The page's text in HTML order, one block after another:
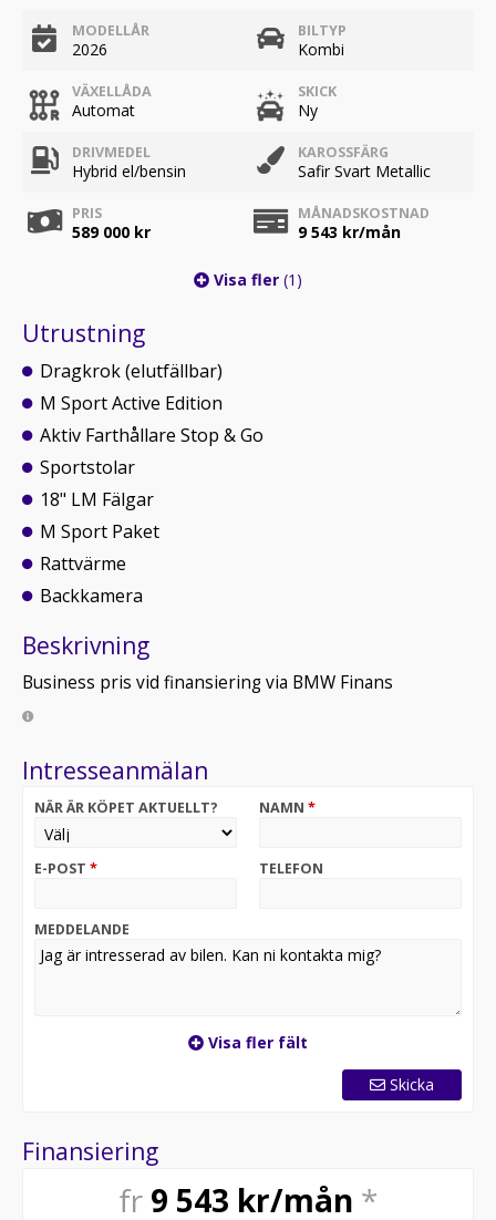
MODELLÅR
2026
BILTYP
Kombi
VÄXELLÅDA
Automat
SKICK
Ny
DRIVMEDEL
Hybrid el/bensin
KAROSSFÄRG
Safir Svart Metallic
PRIS
589 000 kr
MÅNADSKOSTNAD
9 543 kr/mån
Visa fler (1)
Utrustning
Dragkrok (elutfällbar)
M Sport Active Edition
Aktiv Farthållare Stop & Go
Sportstolar
18" LM Fälgar
M Sport Paket
Rattvärme
Backkamera
Beskrivning
Business pris vid finansiering via BMW Finans
Intresseanmälan
NÄR ÄR KÖPET AKTUELLT? NAMN *
E-POST * TELEFON
MEDDELANDE
Visa fler fält
Skicka
Finansiering
fr 9 543 kr/mån *